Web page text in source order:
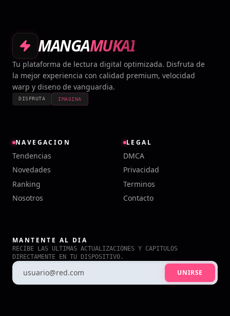
MANGAMUKAI
Tu plataforma de lectura digital optimizada. Disfruta de
la mejor experiencia con calidad premium, velocidad
warp y diseno de vanguardia.
DISFRUTA IMAGINA
NAVEGACION
Tendencias
Novedades
Ranking
Nosotros
LEGAL
DMCA
Privacidad
Terminos
Contacto
MANTENTE AL DIA
RECIBE LAS ULTIMAS ACTUALIZACIONES Y CAPITULOS
DIRECTAMENTE EN TU DISPOSITIVO.
UNIRSE